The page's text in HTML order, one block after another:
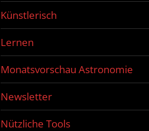
Künstlerisch
Lernen
Monatsvorschau Astronomie
Newsletter
Nützliche Tools